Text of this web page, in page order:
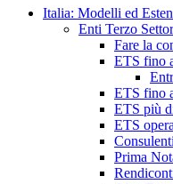
Italia: Modelli ed
Enti Terzo
Fare la
ETS fino
ETS fino
ETS più
ETS
Prima